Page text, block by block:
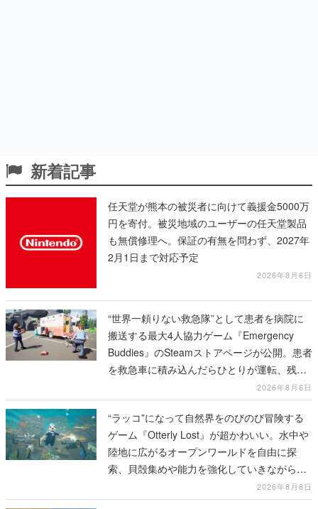
新着記事
任天堂が熊本の被災者に向けて義援金5000万
円を寄付。被災地域のユーザーの任天堂製品
も無償修理へ。保証の有無を問わず、2027年
2月1日まで対応予定
2026年8月6日
“世界一頼りない救急隊”として患者を病院に
搬送する最大4人協力ゲーム『Emergency
Buddies』のSteamストアページが公開。患者
を救急車に積み込んだらひとりが運転、残り
2026年8月6日
“ラッコ”になって自然界をのびのび冒険する
ゲーム『Otterly Lost』が超かわいい。水中や
陸地に広がるオープンワールドを自由に探
索、貝殻集めや能力を強化していきながら、
2026年8月6日